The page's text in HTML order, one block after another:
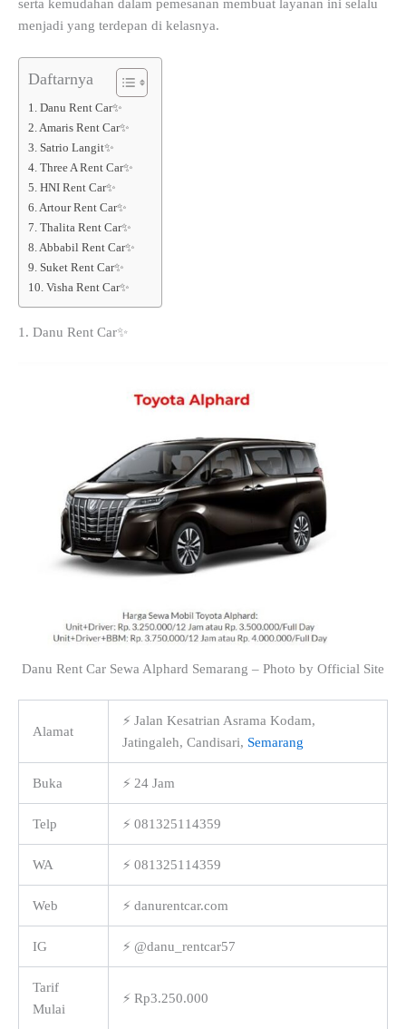
serta kemudahan dalam pemesanan membuat layanan ini selalu
menjadi yang terdepan di kelasnya.
Daftarnya
1. Danu Rent Car✨
2. Amaris Rent Car✨
3. Satrio Langit✨
4. Three A Rent Car✨
5. HNI Rent Car✨
6. Artour Rent Car✨
7. Thalita Rent Car✨
8. Abbabil Rent Car✨
9. Suket Rent Car✨
10. Visha Rent Car✨
1. Danu Rent Car✨
Danu Rent Car Sewa Alphard Semarang – Photo by Official Site
Alamat
⚡ Jalan Kesatrian Asrama Kodam,
Jatingaleh, Candisari, Semarang
Buka ⚡ 24 Jam
Telp ⚡ 081325114359
WA ⚡ 081325114359
Web ⚡ danurentcar.com
IG ⚡ @danu_rentcar57
Tarif
Mulai
⚡ Rp3.250.000